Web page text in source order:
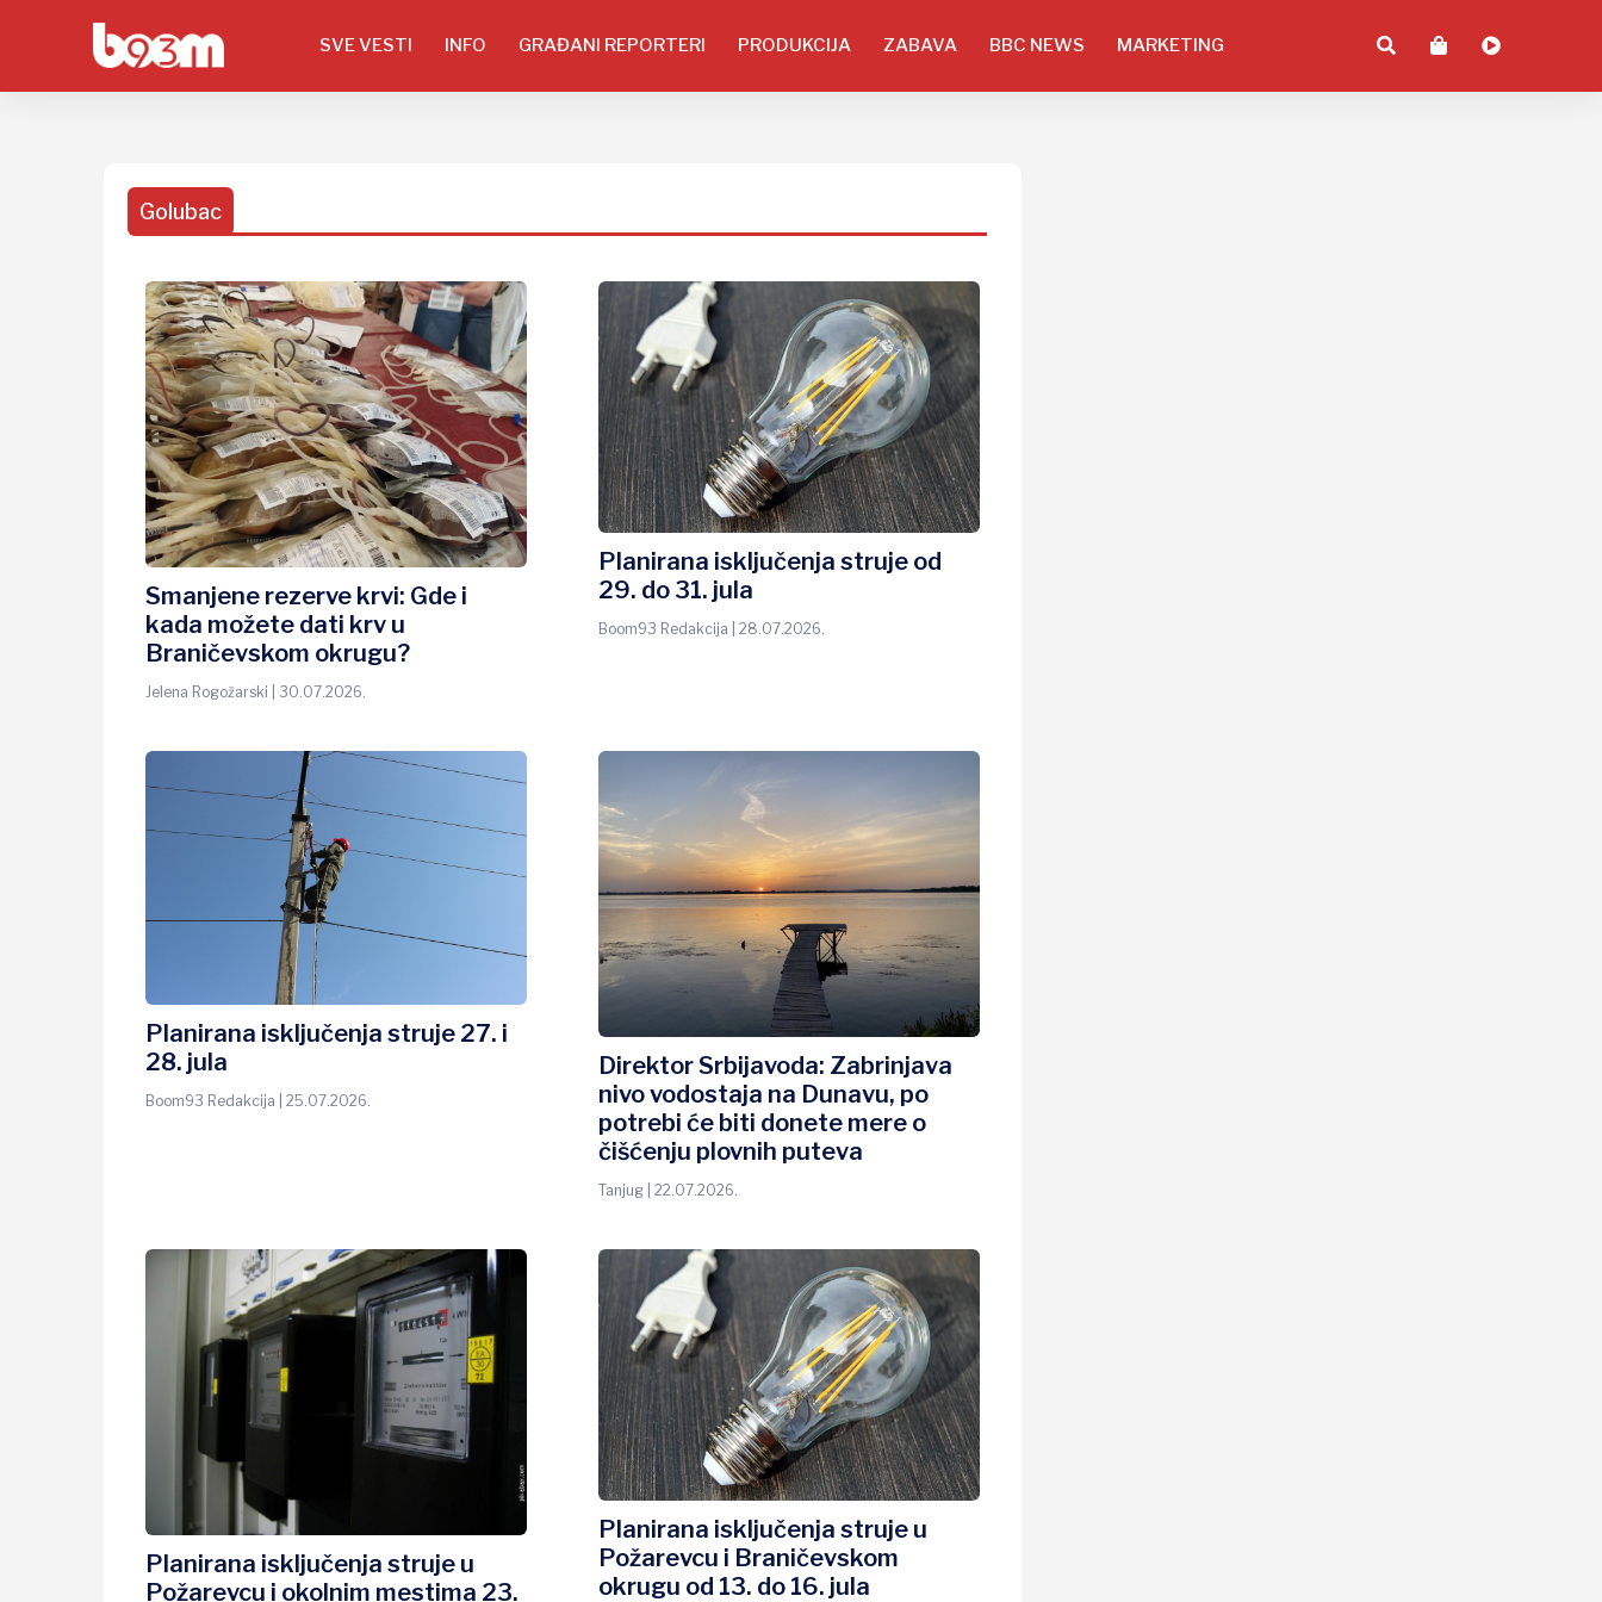
SVE VESTI INFO GRAĐANI REPORTERI PRODUKCIJA ZABAVA BBC NEWS MARKETING
Golubac
Smanjene rezerve krvi: Gde i
kada možete dati krv u
Braničevskom okrugu?
Jelena Rogožarski | 30.07.2026.
Planirana isključenja struje od
29. do 31. jula
Boom93 Redakcija | 28.07.2026.
Planirana isključenja struje 27. i
28. jula
Boom93 Redakcija | 25.07.2026.
Direktor Srbijavoda: Zabrinjava
nivo vodostaja na Dunavu, po
potrebi će biti donete mere o
čišćenju plovnih puteva
Tanjug | 22.07.2026.
Planirana isključenja struje u
Požarevcu i okolnim mestima 23.
Planirana isključenja struje u
Požarevcu i Braničevskom
okrugu od 13. do 16. jula